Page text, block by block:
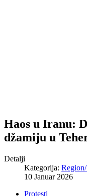
Haos u Iranu:
džamiju u
Detalji
Kategorija:
10 Januar 2026
Protesti